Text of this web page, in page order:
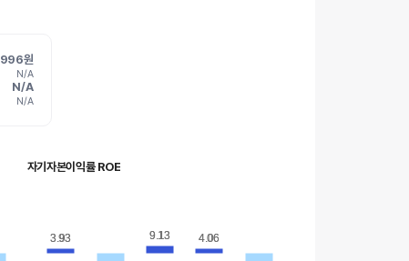
996원
N/A
N/A
N/A
자기자본이익률 ROE
3.93
3.93 9.13
9.13 4.06
4.06